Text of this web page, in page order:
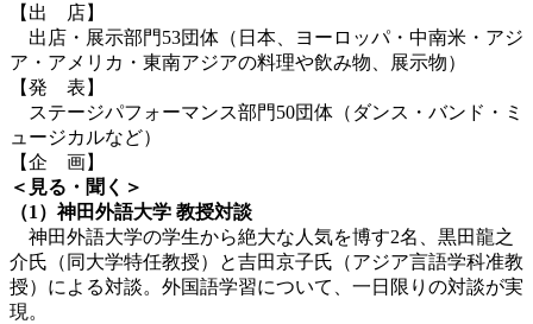
【出 店】
出店・展示部門53団体（日本、ヨーロッパ・中南米・アジ
ア・アメリカ・東南アジアの料理や飲み物、展示物）
【発 表】
ステージパフォーマンス部門50団体（ダンス・バンド・ミ
ュージカルなど）
【企 画】
＜見る・聞く＞
（1）神田外語大学 教授対談
神田外語大学の学生から絶大な人気を博す2名、黒田龍之
介氏（同大学特任教授）と吉田京子氏（アジア言語学科准教
授）による対談。外国語学習について、一日限りの対談が実
現。